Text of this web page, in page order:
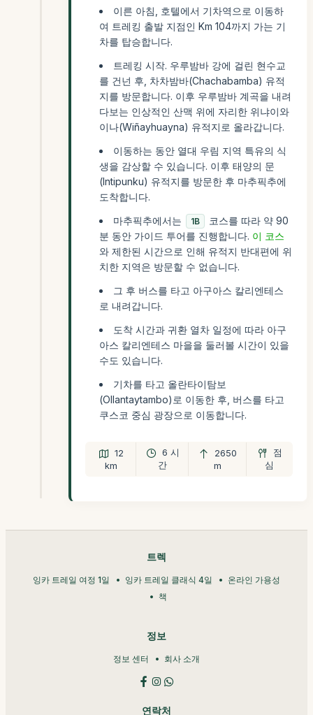
이른 아침, 호텔에서 기차역으로 이동하
여 트레킹 출발 지점인 Km 104까지 가는 기
차를 탑승합니다.
트레킹 시작. 우루밤바 강에 걸린 현수교
를 건넌 후, 차차밤바(Chachabamba) 유적
지를 방문합니다. 이후 우루밤바 계곡을 내려
다보는 인상적인 산맥 위에 자리한 위냐이와
이나(Wiñayhuayna) 유적지로 올라갑니다.
이동하는 동안 열대 우림 지역 특유의 식
생을 감상할 수 있습니다. 이후 태양의 문
(Intipunku) 유적지를 방문한 후 마추픽추에
도착합니다.
마추픽추에서는
1B
코스를 따라 약 90
분 동안 가이드 투어를 진행합니다. 이 코스
와 제한된 시간으로 인해 유적지 반대편에 위
치한 지역은 방문할 수 없습니다.
그 후 버스를 타고 아구아스 칼리엔테스
로 내려갑니다.
도착 시간과 귀환 열차 일정에 따라 아구
아스 칼리엔테스 마을을 둘러볼 시간이 있을
수도 있습니다.
기차를 타고 올란타이탐보
(Ollantaytambo)로 이동한 후, 버스를 타고
쿠스코 중심 광장으로 이동합니다.
12
km
6 시
간
2650
m
점
심
트렉
잉카 트레일 여정 1일 잉카 트레일 클래식 4일
온라인 가용성
책
정보
정보 센터 회사 소개
연락처